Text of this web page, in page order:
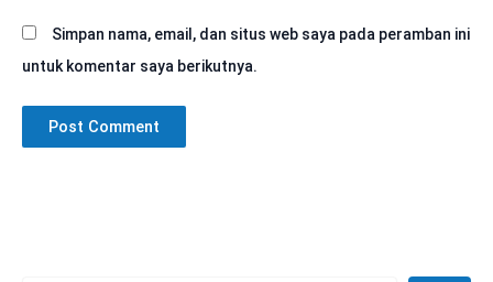
Simpan nama, email, dan situs web saya pada peramban ini
untuk komentar saya berikutnya.